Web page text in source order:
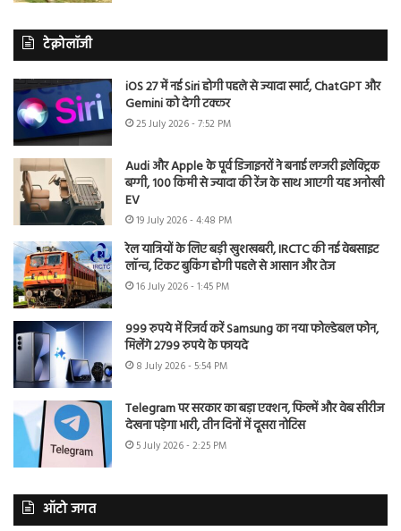
टेक्नोलॉजी
iOS 27 में नई Siri होगी पहले से ज्यादा स्मार्ट, ChatGPT और
Gemini को देगी टक्कर
25 July 2026 - 7:52 PM
Audi और Apple के पूर्व डिजाइनरों ने बनाई लग्जरी इलेक्ट्रिक
बग्गी, 100 किमी से ज्यादा की रेंज के साथ आएगी यह अनोखी
EV
19 July 2026 - 4:48 PM
रेल यात्रियों के लिए बड़ी खुशखबरी, IRCTC की नई वेबसाइट
लॉन्च, टिकट बुकिंग होगी पहले से आसान और तेज
16 July 2026 - 1:45 PM
999 रुपये में रिजर्व करें Samsung का नया फोल्डेबल फोन,
मिलेंगे 2799 रुपये के फायदे
8 July 2026 - 5:54 PM
Telegram पर सरकार का बड़ा एक्शन, फिल्में और वेब सीरीज
देखना पड़ेगा भारी, तीन दिनों में दूसरा नोटिस
5 July 2026 - 2:25 PM
ऑटो जगत